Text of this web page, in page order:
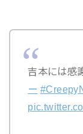
吉本には感
ー